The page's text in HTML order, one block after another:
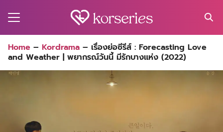
for:
Home – Kordrama – เรื่องย่อซีรีส์ : Forecasting Love
and Weather | พยากรณ์วันนี้ มีรักบางแห่ง (2022)